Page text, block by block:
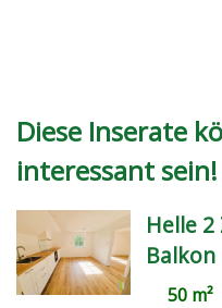
Diese Inserate
interessant sein!
Helle
Balkon
50 m²